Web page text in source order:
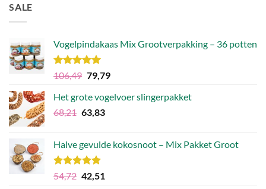
SALE
Vogelpindakaas Mix Grootverpakking – 36 potten
Waardering
uit 5
106,49 Oorspronkelijke
was:
€106,49.
79,79Huidige
is:
Het grote vogelvoer slingerpakket
68,21 Oorspronkelijke
€68,21.
63,83Huidige
€63,83.
Halve gevulde kokosnoot – Mix Pakket Groot
Waardering
5.00
uit 5
54,72 Oorspronkelijke
42,51